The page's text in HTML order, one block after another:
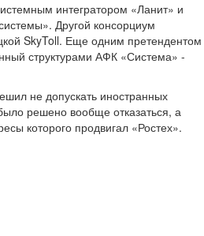
интегратором «Ланит» и
Другой консорциум
SkyToll. Еще одним претендентом
структурами АФК «Система» -
не допускать иностранных
решено вообще отказаться, а
которого продвигал «Ростех».